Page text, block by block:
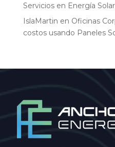
Servicios en Energía Solar
IslaMartin en Oficinas
costos usando Paneles